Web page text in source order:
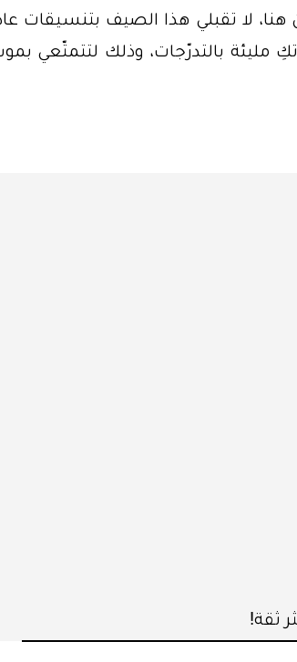
لا تقبلي هذا الصيف بتنسيقات
مليئة بالتدرّجات، وذلك لتتمتّعي
ثقة!